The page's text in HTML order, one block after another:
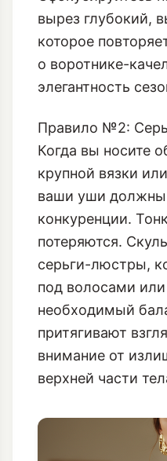
вырез глубокий,
которое
о воротнике-
элегантность
Правило №2:
Когда вы носите
крупной вязки
ваши уши должны
конкуренции.
потеряются.
серьги-люстры,
под волосами
необходимый
притягивают
внимание от
верхней части